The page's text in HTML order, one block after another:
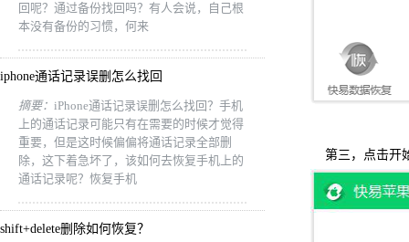
回呢？通过备份找回吗？有人会说，自己根
本没有备份的习惯，何来
iphone通话记录误删怎么找回
摘要： iPhone通话记录误删怎么找回？手机
上的通话记录可能只有在需要的时候才觉得
重要，但是这时候偏偏将通话记录全部删
除，这下着急坏了，该如何去恢复手机上的
通话记录呢？恢复手机
shift+delete删除如何恢复？
第三，点击开